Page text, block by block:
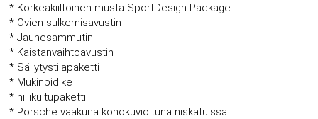
* Korkeakiiltoinen musta SportDesign Package
* Ovien sulkemisavustin
* Jauhesammutin
* Kaistanvaihtoavustin
* Säilytystilapaketti
* Mukinpidike
* hiilikuitupaketti
* Porsche vaakuna kohokuvioituna niskatuissa